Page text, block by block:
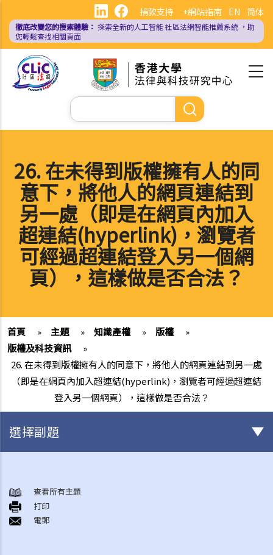
內
EN 简体
捐款支持 +網站指南
徹底改變您的搜索體驗： 探索全新的人工智能社區法網智能推薦系統 ，助
您輕鬆查找相關頁面
Search
26. 在未得到版權擁有人的同
意下，將他人的網頁連結到
另一處（即是在網頁內加入
超連結(hyperlink)，瀏覽者
可經過超連結登入另一個網
頁），這樣做是否合法？
首頁 » 主題 » 知識產權 » 版權
»
版權及科技資訊
»
26. 在未得到版權擁有人的同意下，將他人的網頁連結到另一處
（即是在網頁內加入超連結(hyperlink)，瀏覽者可經過超連結
登入另一個網頁），這樣做是否合法？
選擇副題
一般事項
1. 我怎樣可以取得版權？
2. 版權的有效期可持續多久？
查看所有主題
打印
電郵